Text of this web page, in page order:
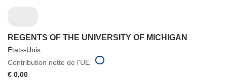
REGENTS OF THE UNIVERSITY OF MICHIGAN
États-Unis
Contribution nette de l'UE
€ 0,00